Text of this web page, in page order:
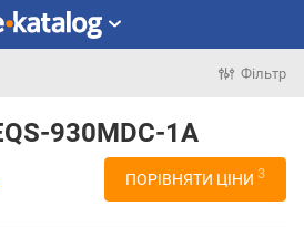
Фільтр
930MDC-1A
ПОРІВНЯТИ ЦІНИ 3